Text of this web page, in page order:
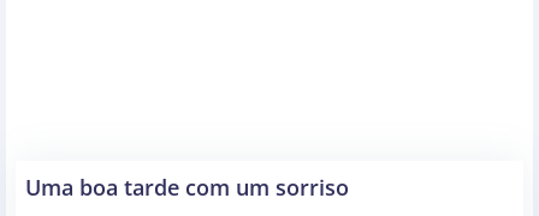
Uma boa tarde com um sorriso